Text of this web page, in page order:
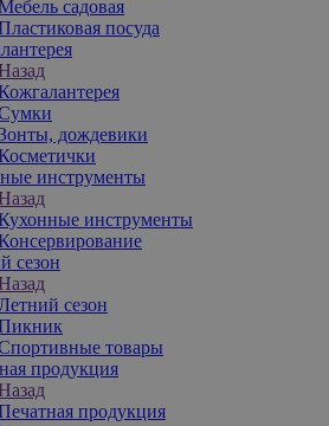
садовая
посуда
дождевики
инструменты
инструменты
сезон
сезон
товары
продукция
продукция